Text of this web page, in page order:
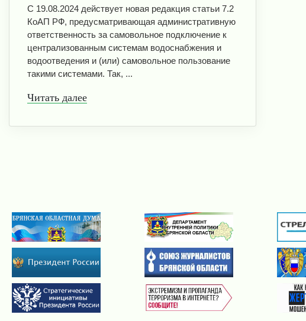
С 19.08.2024 действует новая редакция статьи 7.2
КоАП РФ, предусматривающая административную
ответственность за самовольное подключение к
централизованным системам водоснабжения и
водоотведения и (или) самовольное пользование
такими системами. Так, ...
Читать далее